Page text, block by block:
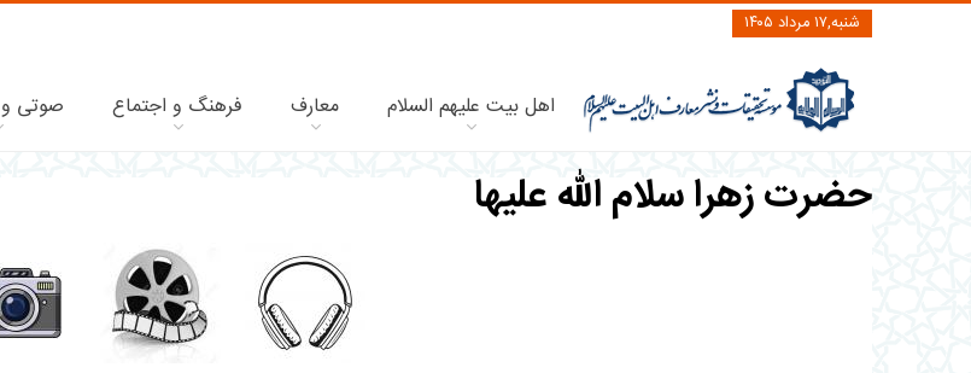
شنبه,۱۷ مرداد ۱۴۰۵
اهل بیت علیهم السلام معارف فرهنگ و اجتماع صوتی
حضرت زهرا سلام الله علیها